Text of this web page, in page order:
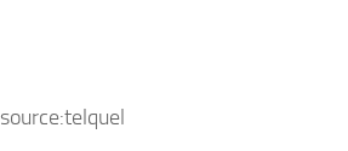
source:telquel